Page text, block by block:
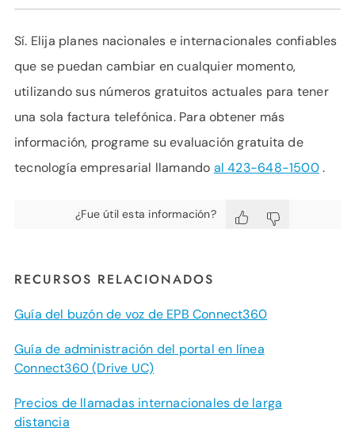
Sí. Elija planes nacionales e internacionales confiables
que se puedan cambiar en cualquier momento,
utilizando sus números gratuitos actuales para tener
una sola factura telefónica. Para obtener más
información, programe su evaluación gratuita de
tecnología empresarial llamando al 423-648-1500.
¿Fue útil esta información?
RECURSOS RELACIONADOS
Guía del buzón de voz de EPB Connect360
Guía de administración del portal en línea
Connect360 (Drive UC)
Precios de llamadas internacionales de larga
distancia